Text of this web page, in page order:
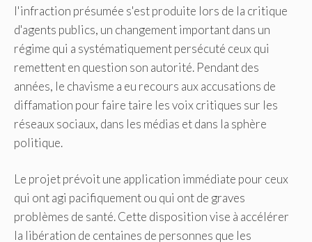
l'infraction présumée s'est produite lors de la critique
d'agents publics, un changement important dans un
régime qui a systématiquement persécuté ceux qui
remettent en question son autorité. Pendant des
années, le chavisme a eu recours aux accusations de
diffamation pour faire taire les voix critiques sur les
réseaux sociaux, dans les médias et dans la sphère
politique.
Le projet prévoit une application immédiate pour ceux
qui ont agi pacifiquement ou qui ont de graves
problèmes de santé. Cette disposition vise à accélérer
la libération de centaines de personnes que les